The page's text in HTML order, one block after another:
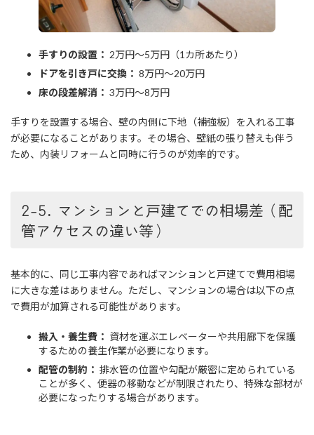
手すりの設置： 2万円～5万円（1カ所あたり）
ドアを引き戸に交換： 8万円～20万円
床の段差解消： 3万円～8万円
手すりを設置する場合、壁の内側に下地（補強板）を入れる工事
が必要になることがあります。その場合、壁紙の張り替えも伴う
ため、内装リフォームと同時に行うのが効率的です。
2-5. マンションと戸建てでの相場差（配
管アクセスの違い等）
基本的に、同じ工事内容であればマンションと戸建てで費用相場
に大きな差はありません。ただし、マンションの場合は以下の点
で費用が加算される可能性があります。
搬入・養生費： 資材を運ぶエレベーターや共用廊下を保護
するための養生作業が必要になります。
配管の制約： 排水管の位置や勾配が厳密に定められている
ことが多く、便器の移動などが制限されたり、特殊な部材が
必要になったりする場合があります。